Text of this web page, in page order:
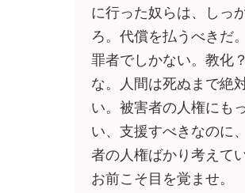
に行った奴らは、しっ
ろ。代償を払うべきだ
罪者でしかない。教化
な。人間は死ぬまで絶
い。被害者の人権にも
い、支援すべきなのに
者の人権ばかり考えて
お前こそ目を覚ませ。